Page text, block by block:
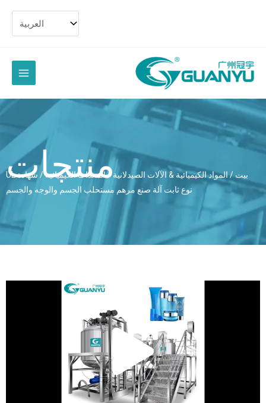
القائمة
الرئيسية
منتجات /المواد الكيميائية & الآلات الصيدلانية/المعدات الكيميائية
/ شهادة UL
نوع ثابت آلة صنع مرهم مستحلب الجسم والوجه والجسم